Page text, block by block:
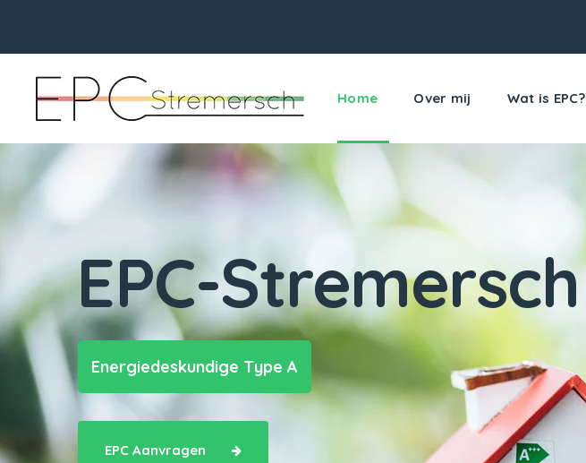
Home Over mij Wat is EPC?
EPC-Stremersch
Energiedeskundige Type A
EPC Aanvragen